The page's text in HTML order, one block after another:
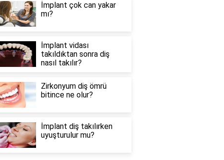
İmplant çok can yakar
mı?
İmplant vidası
takıldıktan sonra diş
nasıl takılır?
Zirkonyum diş ömrü
bitince ne olur?
İmplant diş takılırken
uyuşturulur mu?